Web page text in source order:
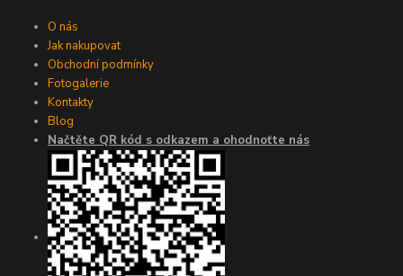
O nás
Jak nakupovat
Obchodní podmínky
Fotogalerie
Kontakty
Blog
Načtěte QR kód s odkazem a ohodnoťte nás